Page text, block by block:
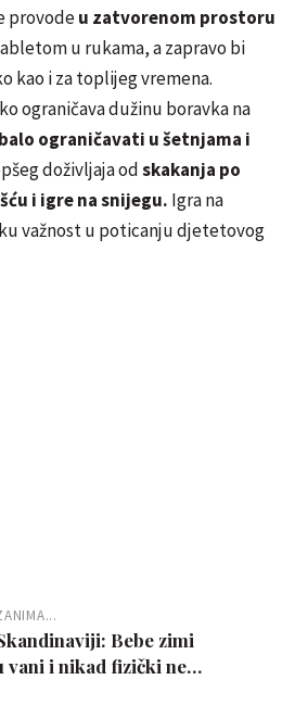
provodeu zatvorenom prostoru
u rukama, a zapravo bi
kao i za toplijeg vremena.
ograničava dužinu boravka na
ograničavati u šetnjama i
doživljaja odskakanja po
i igre na snijegu. Igra na
važnost u poticanju djetetovog
Bebe zimi
vani i nikad fizički ne
djecu